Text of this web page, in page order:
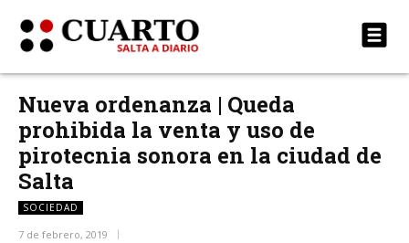
Nueva ordenanza | Queda
prohibida la venta y uso de
pirotecnia sonora en la ciudad de
Salta
SOCIEDAD
7 de febrero, 2019